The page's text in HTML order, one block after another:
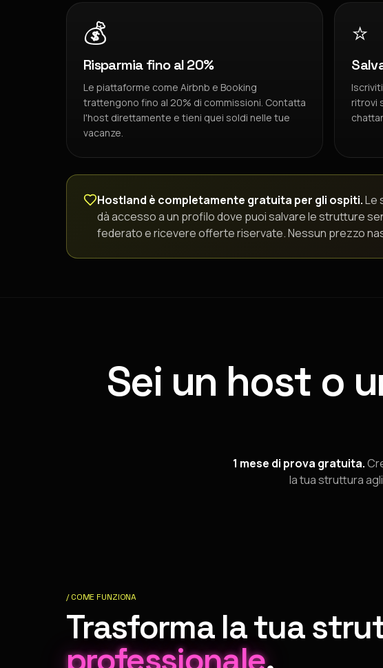
💰
Risparmia fino al 20%
Le piattaforme come Airbnb e Booking
trattengono fino al 20% di commissioni. Contatta
l'host direttamente e tieni quei soldi nelle tue
vacanze.
⭐
ritrovi
Hostland è completamente gratuita per gli ospiti.Le
dà accesso a un profilo dove puoi salvare le strutture
federato e ricevere offerte riservate. Nessun prezzo
Sei un host o
1 mese di prova gratuita.
la tua struttura
/ COME FUNZIONA
Trasforma la tua